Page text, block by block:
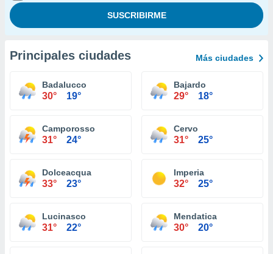
Principales ciudades Más ciudades
Badalucco
30° 19°
Bajardo
29° 18°
Camporosso
31° 24°
Cervo
31° 25°
Dolceacqua
33° 23°
Imperia
32° 25°
Lucinasco
31° 22°
Mendatica
30° 20°